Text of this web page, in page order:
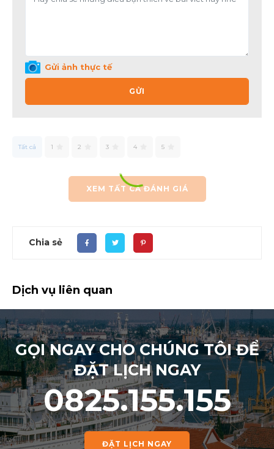
Gửi ảnh thực tế
GỬI
Tất cả 1 2 3 4 5
XEM TẤT CẢ ĐÁNH GIÁ
Chia sẻ
Dịch vụ liên quan
GỌI NGAY CHO CHÚNG TÔI ĐỂ
ĐẶT LỊCH NGAY
0825.155.155
ĐẶT LỊCH NGAY